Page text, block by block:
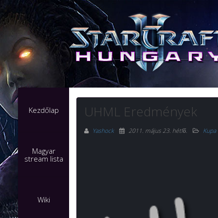
Kezdőlap
Magyar
stream lista
Wiki
UHML Eredmények
Yashock 2011. május 23. hétfő. Kupa